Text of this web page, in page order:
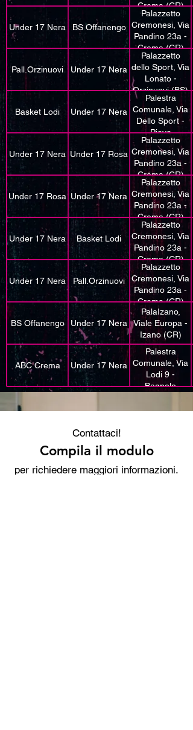
Crema (CR)
Under 17 Nera BS Offanengo
Palazzetto
Cremonesi, Via
Pandino 23a -
Crema (CR)
Pall.Orzinuovi Under 17 Nera
Palazzetto
dello Sport, Via
Lonato -
Orzinuovi (BS)
Basket Lodi Under 17 Nera
Palestra
Comunale, Via
Dello Sport -
Pieve
Fissiraga (LO)
Under 17 Nera Under 17 Rosa
Palazzetto
Cremonesi, Via
Pandino 23a -
Crema (CR)
Under 17 Rosa Under 17 Nera
Palazzetto
Cremonesi, Via
Pandino 23a -
Crema (CR)
Under 17 Nera Basket Lodi
Palazzetto
Cremonesi, Via
Pandino 23a -
Crema (CR)
Under 17 Nera Pall.Orzinuovi
Palazzetto
Cremonesi, Via
Pandino 23a -
Crema (CR)
BS Offanengo Under 17 Nera
PalaIzano,
Viale Europa -
Izano (CR)
ABC Crema Under 17 Nera
Palestra
Comunale, Via
Lodi 9 -
Bagnolo
Contattaci!
Compila il modulo
per richiedere maggiori informazioni.